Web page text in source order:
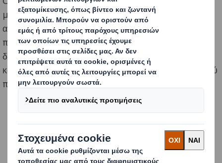
μίας συσκευασίας για γυάλινες φιάλες που είναι
απαιτητική, τόσο λόγω της ευαίσθητης φύσης του
πρωτογενούς προϊόντος αλλά και λόγω των
διαφορετικών απαιτήσεων της εφοδιαστικής αλυσίδας
και αφετέρου στην εφαρμογή του αντίστοιχου εικαστικού
που θα αναδεικνύει το λικέρ μαστίχα Skinos.
αξιοποίηση των αρχών του κυκλικού σχεδιασμού
οδήγησαν σε μια καινοτόμο λύση που διασφαλίζει την
ασφάλεια του προϊόντος κατά τη μεταφορά και προωθεί με